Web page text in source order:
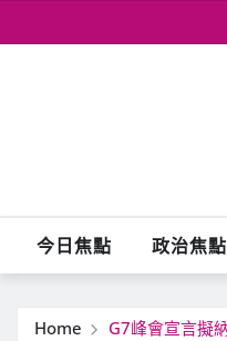
to
今日焦點 政治焦點
Home G7峰會宣言擬